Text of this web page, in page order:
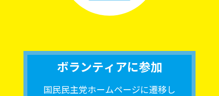
ボランティアに参加
国民民主党ホームページに遷移し